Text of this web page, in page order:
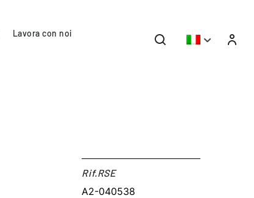
Lavora con noi
Rif.RSE​
A2-040538